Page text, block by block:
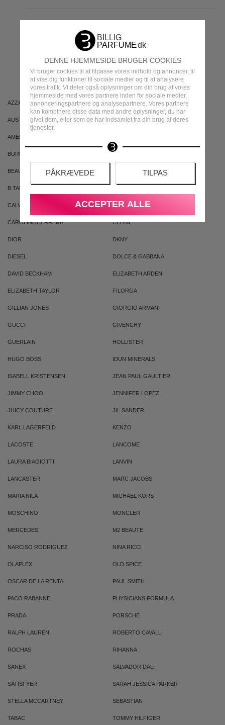
DENNE HJEMMESIDE BRUGER COOKIES
Vi bruger cookies til at tilpasse vores indhold og annoncer, til
at vise dig funktioner til sociale medier og til at analysere
vores trafik. Vi deler også oplysninger om din brug af vores
hjemmeside med vores partnere inden for sociale medier,
annonceringspartnere og analysepartnere. Vores partnere
kan kombinere disse data med andre oplysninger, du har
givet dem, eller som de har indsamlet fra din brug af deres
tjenester.
PÅKRÆVEDE TILPAS
ACCEPTER ALLE
MEST POPULÆRE
MÆRKER
AZZARO ARIANA GRANDE
AUSTRALIAN GOLD AUSTRALIAN BODYCARE
AMERICAN CREW
BURBERRY BVLGARI
BEAUTE PACIFIQUE BADEANSTALTEN
B.TAN
CALVIN KLEIN CACHAREL
CAROLINA HERRERA CLEAN
DIOR DKNY
DIESEL DOLCE & GABBANA
DAVID BECKHAM ELIZABETH ARDEN
ELIZABETH TAYLOR FILORGA
GILLIAN JONES GIORGIO ARMANI
GUCCI GIVENCHY
GUERLAIN HOLLISTER
HUGO BOSS IDUN MINERALS
ISABELL KRISTENSEN JEAN PAUL GAULTIER
JIMMY CHOO JENNIFER LOPEZ
JUICY COUTURE JIL SANDER
KARL LAGERFELD KENZO
LACOSTE LANCOME
LAURA BIAGIOTTI LANVIN
LANCASTER MARC JACOBS
MARIA NILA MICHAEL KORS
MOSCHINO MONCLER
MERCEDES M2 BEAUTE
NARCISO RODRIGUEZ NINA RICCI
OLAPLEX OLD SPICE
OSCAR DE LA RENTA PAUL SMITH
PACO RABANNE PHYSICIANS FORMULA
PRADA PORSCHE
RALPH LAUREN ROBERTO CAVALLI
ROCHAS RIHANNA
SANEX SALVADOR DALI
SATISFYER SARAH JESSICA PARKER
STELLA MCCARTNEY SEBASTIAN
TABAC TOMMY HILFIGER